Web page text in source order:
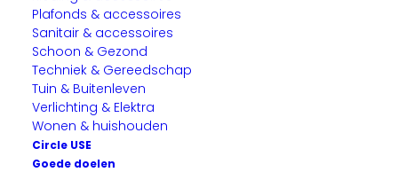
Plafonds & accessoires
Sanitair & accessoires
Schoon & Gezond
Techniek & Gereedschap
Tuin & Buitenleven
Verlichting & Elektra
Wonen & huishouden
Circle USE
Goede doelen